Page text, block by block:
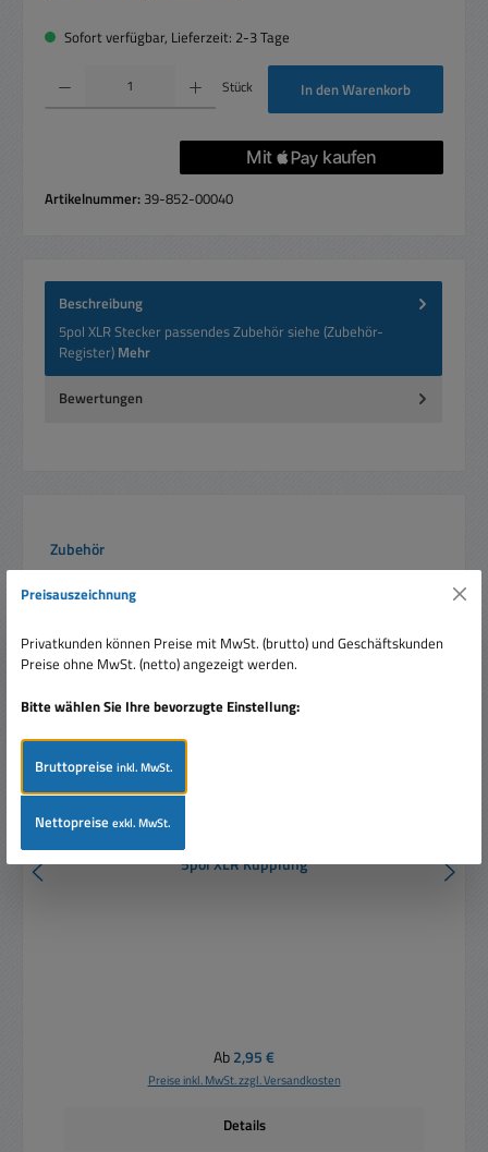
Sofort verfügbar, Lieferzeit: 2-3 Tage
Produkt Anzahl: Gib den gewünschten Wert ein oder benutze die Schaltflächen um
Stück In den Warenkorb
Artikelnummer: 39-852-00040
Beschreibung
5pol XLR Stecker passendes Zubehör siehe (Zubehör-
Register) Mehr
Bewertungen
Produktgalerie überspringen
Zubehör
5pol XLR Kupplung
Regulärer Preis:
Ab2,95 €
Preise inkl. MwSt. zzgl. Versandkosten
Details
Preisauszeichnung
Privatkunden können Preise mit MwSt. (brutto) und Geschäftskunden
Preise ohne MwSt. (netto) angezeigt werden.
Bitte wählen Sie Ihre bevorzugte Einstellung:
Bruttopreiseinkl. MwSt.
Nettopreiseexkl. MwSt.